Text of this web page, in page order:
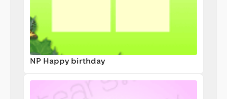
NP Happy birthday